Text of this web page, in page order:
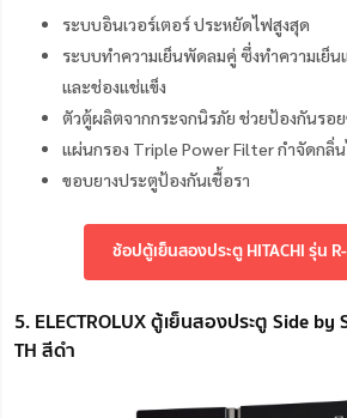
ระบบอินเวอร์เตอร์ ประหยัดไฟสูงสุด
ระบบทำความเย็นพัดลมคู่ ซึ่งทำความเย็น
และช่องแช่แข็ง
ตัวตู้ผลิตจากกระจกนิรภัย ช่วยป้องกันรอ
แผ่นกรอง Triple Power Filter กำจัดกลิ่
ขอบยางประตูป้องกันเชื้อรา
ช้อปตู้เย็นสองประตู HITACHI รุ่น
5. ELECTROLUX ตู้เย็นสองประตู Side by
TH สีดำ